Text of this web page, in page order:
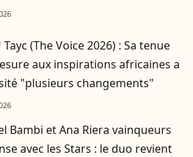
Tayc (The Voice 2026) : Sa tenue
aux inspirations africaines a
"plusieurs changements"
Bambi et Ana Riera vainqueurs
avec les Stars : le duo revient